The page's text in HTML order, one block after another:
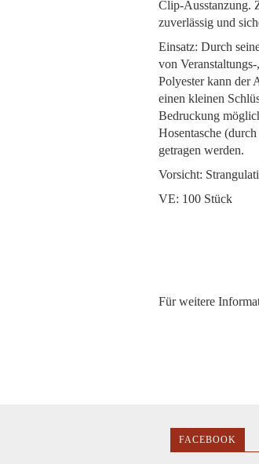
Clip-Ausstanzung.
zuverlässig und
Einsatz: Durch
von
Polyester kann der
einen kleinen
Bedruckung
Hosentasche
getragen werden.
Vorsicht:
VE: 100 Stück
Für weitere
FACEBOOK